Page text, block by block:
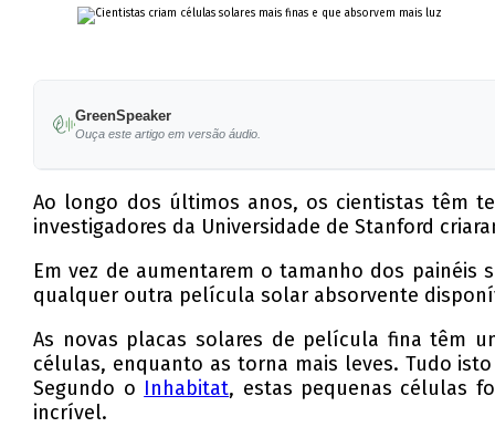
GreenSpeaker
Ouça este artigo em versão áudio.
Ao longo dos últimos anos, os cientistas têm
investigadores da Universidade de Stanford
Em vez de aumentarem o tamanho dos painéis
qualquer outra película solar absorvente
As novas placas solares de película fina têm
células, enquanto as torna mais leves. Tudo
Segundo o Inhabitat, estas pequenas células
incrível.